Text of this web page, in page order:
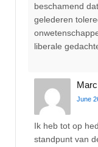
beschamend
gelederen
liberale
Marc
June
Ik heb tot op
standpunt van